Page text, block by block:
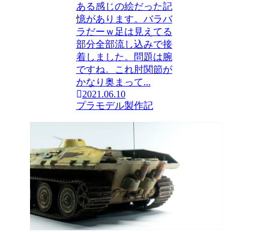
ある感じの絵だった記
憶があります。バラバ
ラだーｗ足は見えてる
部分全部流し込みで接
着しました。問題は腕
ですね。これ肘関節が
かなり奥まって...
2021.06.10
プラモデル製作記